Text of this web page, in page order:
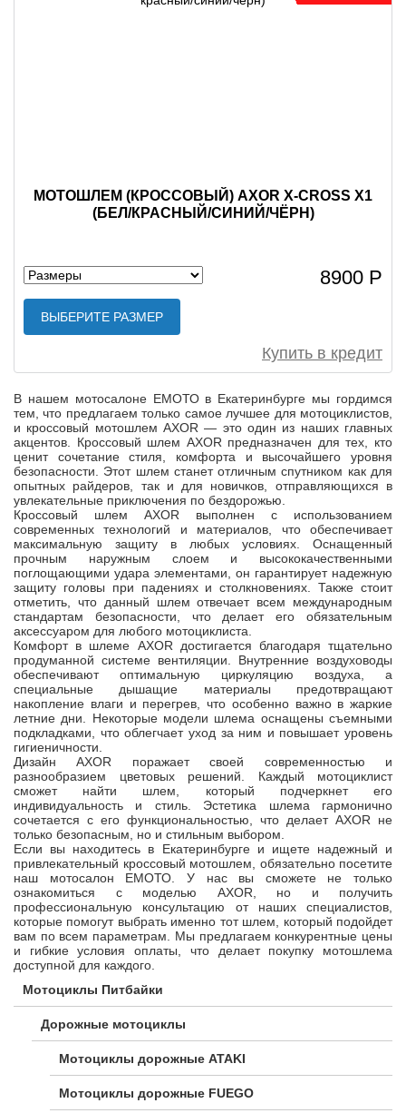
МОТОШЛЕМ (КРОССОВЫЙ) AXOR X-CROSS X1
(БЕЛ/КРАСНЫЙ/СИНИЙ/ЧЁРН)
8900 Р
ВЫБЕРИТЕ РАЗМЕР
Купить в кредит
В нашем мотосалоне ЕМОТО в Екатеринбурге мы гордимся
тем, что предлагаем только самое лучшее для мотоциклистов,
и кроссовый мотошлем AXOR — это один из наших главных
акцентов. Кроссовый шлем AXOR предназначен для тех, кто
ценит сочетание стиля, комфорта и высочайшего уровня
безопасности. Этот шлем станет отличным спутником как для
опытных райдеров, так и для новичков, отправляющихся в
увлекательные приключения по бездорожью.
Кроссовый шлем AXOR выполнен с использованием
современных технологий и материалов, что обеспечивает
максимальную защиту в любых условиях. Оснащенный
прочным наружным слоем и высококачественными
поглощающими удара элементами, он гарантирует надежную
защиту головы при падениях и столкновениях. Также стоит
отметить, что данный шлем отвечает всем международным
стандартам безопасности, что делает его обязательным
аксессуаром для любого мотоциклиста.
Комфорт в шлеме AXOR достигается благодаря тщательно
продуманной системе вентиляции. Внутренние воздуховоды
обеспечивают оптимальную циркуляцию воздуха, а
специальные дышащие материалы предотвращают
накопление влаги и перегрев, что особенно важно в жаркие
летние дни. Некоторые модели шлема оснащены съемными
подкладками, что облегчает уход за ним и повышает уровень
гигиеничности.
Дизайн AXOR поражает своей современностью и
разнообразием цветовых решений. Каждый мотоциклист
сможет найти шлем, который подчеркнет его
индивидуальность и стиль. Эстетика шлема гармонично
сочетается с его функциональностью, что делает AXOR не
только безопасным, но и стильным выбором.
Если вы находитесь в Екатеринбурге и ищете надежный и
привлекательный кроссовый мотошлем, обязательно посетите
наш мотосалон ЕМОТО. У нас вы сможете не только
ознакомиться с моделью AXOR, но и получить
профессиональную консультацию от наших специалистов,
которые помогут выбрать именно тот шлем, который подойдет
вам по всем параметрам. Мы предлагаем конкурентные цены
и гибкие условия оплаты, что делает покупку мотошлема
доступной для каждого.
Мотоциклы Питбайки
Дорожные мотоциклы
Мотоциклы дорожные ATAKI
Мотоциклы дорожные FUEGO